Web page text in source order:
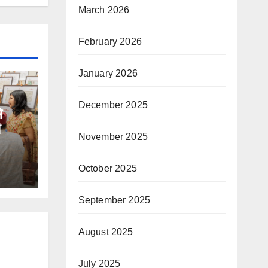
March 2026
February 2026
January 2026
December 2025
November 2025
October 2025
September 2025
August 2025
July 2025